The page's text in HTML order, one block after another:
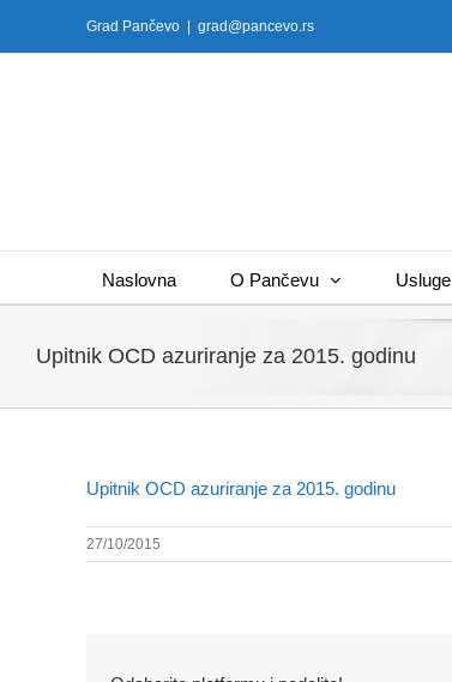
Grad Pančevo grad@pancevo.rs
Naslovna O Pančevu Usluge
Upitnik OCD azuriranje za 2015. godinu
Upitnik OCD azuriranje za 2015. godinu
27/10/2015